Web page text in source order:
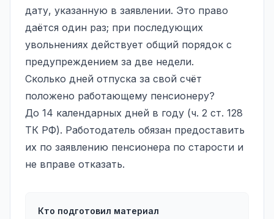
дату, указанную в заявлении. Это право
даётся один раз; при последующих
увольнениях действует общий порядок с
предупреждением за две недели.
Сколько дней отпуска за свой счёт
положено работающему пенсионеру?
До 14 календарных дней в году (ч. 2 ст. 128
ТК РФ). Работодатель обязан предоставить
их по заявлению пенсионера по старости и
не вправе отказать.
Кто подготовил материал